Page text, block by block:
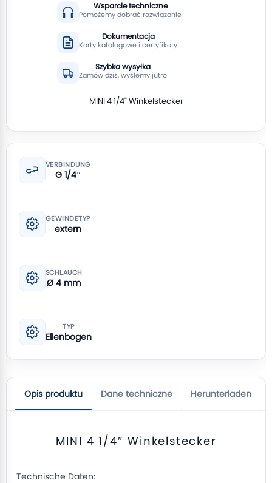
Wsparcie techniczne
Pomożemy dobrać rozwiązanie
Dokumentacja
Karty katalogowe i certyfikaty
Szybka wysyłka
Zamów dziś, wyślemy jutro
MINI 4 1/4" Winkelstecker
VERBINDUNG
G 1/4″
GEWINDETYP
extern
SCHLAUCH
Ø 4 mm
TYP
Ellenbogen
Opis produktu Dane techniczne Herunterladen
MINI 4 1/4″ Winkelstecker
Technische Daten: